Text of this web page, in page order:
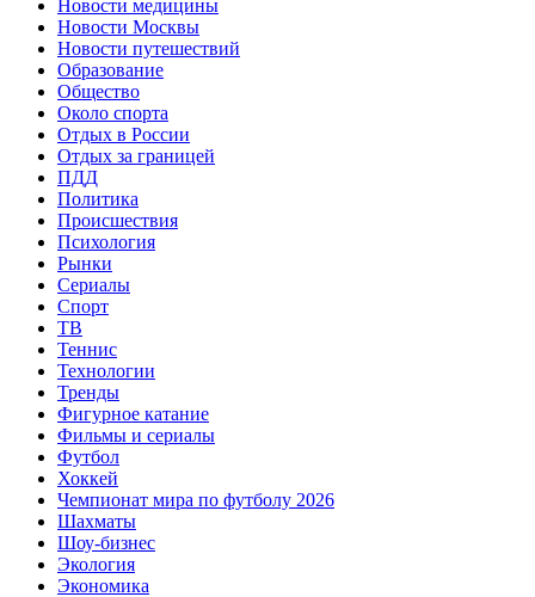
Новости медицины
Новости Москвы
Новости путешествий
Образование
Общество
Около спорта
Отдых в России
Отдых за границей
ПДД
Политика
Происшествия
Психология
Рынки
Сериалы
Спорт
ТВ
Теннис
Технологии
Тренды
Фигурное катание
Фильмы и сериалы
Футбол
Хоккей
Чемпионат мира по футболу 2026
Шахматы
Шоу-бизнес
Экология
Экономика